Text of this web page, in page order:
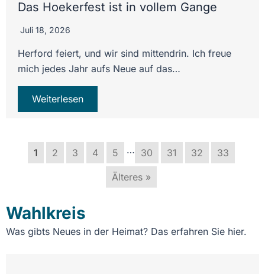
Das Hoekerfest ist in vollem Gange
Juli 18, 2026
Herford feiert, und wir sind mittendrin. Ich freue
mich jedes Jahr aufs Neue auf das…
Weiterlesen
1 2 3 4 5 … 30 31 32 33
Älteres »
Wahlkreis
Was gibts Neues in der Heimat? Das erfahren Sie hier.